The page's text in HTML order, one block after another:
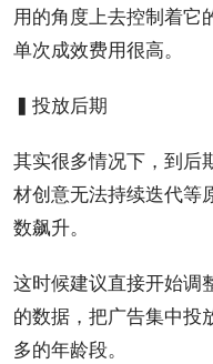
用的角度上去控制着它
单次成效费用很高。
▍投放后期
其实很多情况下，到后
材创意无法持续迭代等
数飙升。
这时候建议直接开始调
的数据，把广告集中投
多的年龄段。